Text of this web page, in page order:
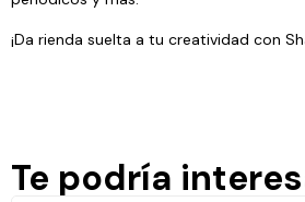
¡Da rienda suelta a tu creatividad con
Te podría